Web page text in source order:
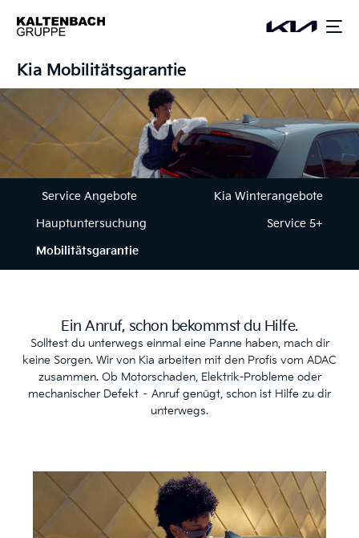
springen
Kia Mobilitätsgarantie
Service Angebote
Kia Winterangebote
Hauptuntersuchung
Service 5+
Mobilitätsgarantie
Ein Anruf, schon bekommst du Hilfe.
Solltest du unterwegs einmal eine Panne haben, mach dir
keine Sorgen. Wir von Kia arbeiten mit den Profis vom ADAC
zusammen. Ob Motorschaden, Elektrik-Probleme oder
mechanischer Defekt – Anruf genügt, schon ist Hilfe zu dir
unterwegs.